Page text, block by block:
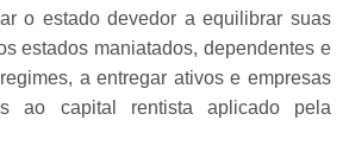
o estado devedor a equilibrar suas
estados maniatados, dependentes e
a entregar ativos e empresas
ao capital rentista aplicado pela